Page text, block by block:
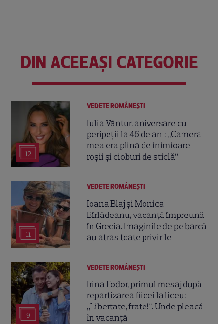
DIN ACEEAȘI CATEGORIE
12
VEDETE ROMÂNEŞTI
Iulia Vântur, aniversare cu
peripeții la 46 de ani: „Camera
mea era plină de inimioare
roșii și cioburi de sticlă”
11
VEDETE ROMÂNEŞTI
Ioana Blaj și Monica
Bîrlădeanu, vacanță împreună
în Grecia. Imaginile de pe barcă
au atras toate privirile
9
VEDETE ROMÂNEŞTI
Irina Fodor, primul mesaj după
repartizarea fiicei la liceu:
„Libertate, frate!”. Unde pleacă
în vacanță